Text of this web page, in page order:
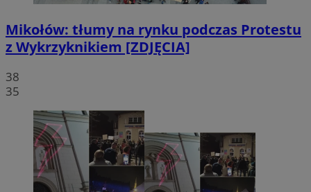
Mikołów: tłumy na rynku podczas Protestu
z Wykrzyknikiem [ZDJĘCIA]
38
35